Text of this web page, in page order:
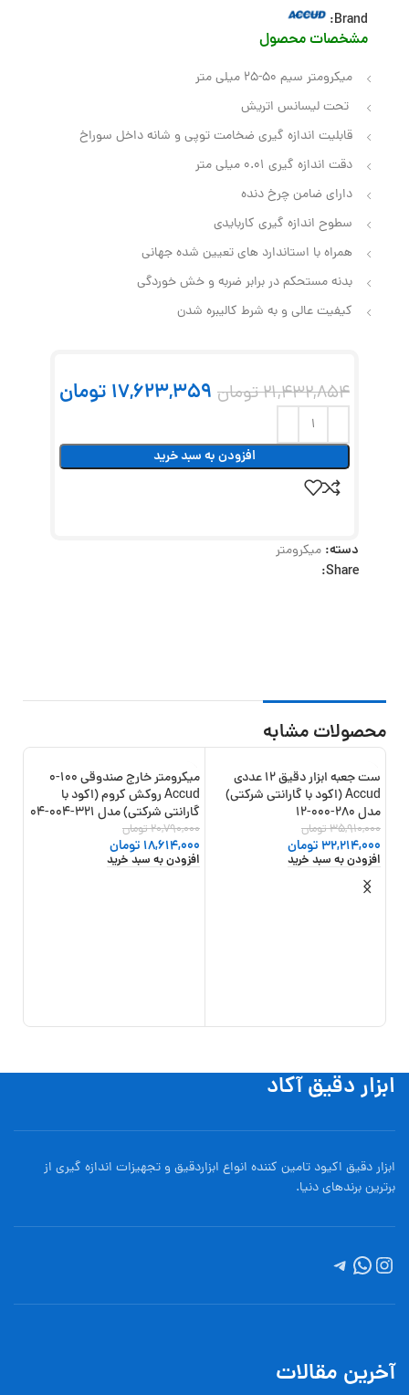
Brand:
مشخصات محصول
میکرومتر سیم 50-25 میلی متر
تحت لیسانس اتریش
قابلیت اندازه گیری ضخامت توپی و شانه داخل سوراخ
دقت اندازه گیری 0.01 میلی متر
دارای ضامن چرخ دنده
سطوح اندازه گیری کاربایدی
همراه با استاندارد های تعیین شده جهانی
بدنه مستحکم در برابر ضربه و خش خوردگی
کیفیت عالی و به شرط کالیبره شدن
21,432,854تومان 17,623,359 تومان
افزودن به سبد خرید
دسته: میکرومتر
Share:
محصولات مشابه
جدید
ست جعبه ابزار دقیق 12 عددی
Accud (اکود با گارانتی شرکتی)
مدل 280-000-12
35,910,000تومان
32,214,000تومان
افزودن به سبد خرید
-10%
میکرومتر خارج صندوقی 100-0
Accud روکش کروم (اکود با
گارانتی شرکتی) مدل 321-004-04
20,790,000تومان
18,614,000 تومان
افزودن به سبد خرید
ابزار دقیق آکاد
ابزار دقیق اکیود تامین کننده انواع ابزاردقيق و تجهيزات اندازه گیری از
برترین برندهای دنیا.
آخرین مقالات